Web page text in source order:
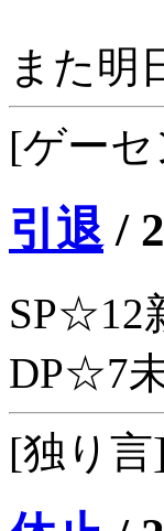
また明
[ゲーセ
引退/
SP☆12
DP☆7
[独り言]